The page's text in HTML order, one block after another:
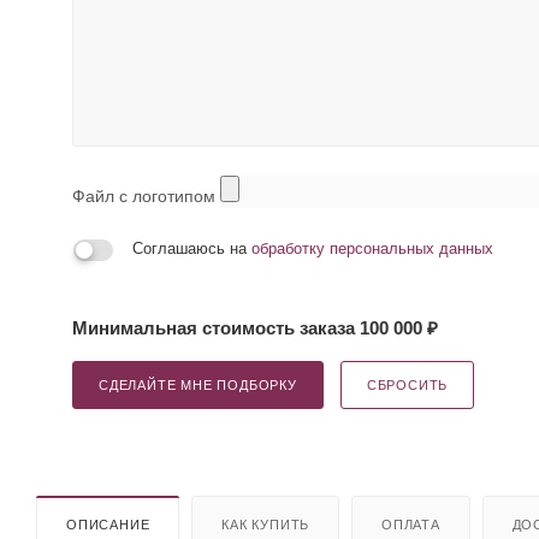
Файл с логотипом
Соглашаюсь на обработку персональных данных
Минимальная стоимость заказа 100 000 ₽
СДЕЛАЙТЕ МНЕ ПОДБОРКУ СБРОСИТЬ
ОПИСАНИЕ КАК КУПИТЬ ОПЛАТА